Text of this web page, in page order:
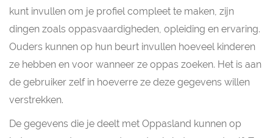
kunt invullen om je profiel compleet te maken, zijn
dingen zoals oppasvaardigheden, opleiding en ervaring.
Ouders kunnen op hun beurt invullen hoeveel kinderen
ze hebben en voor wanneer ze oppas zoeken. Het is aan
de gebruiker zelf in hoeverre ze deze gegevens willen
verstrekken.
De gegevens die je deelt met Oppasland kunnen op